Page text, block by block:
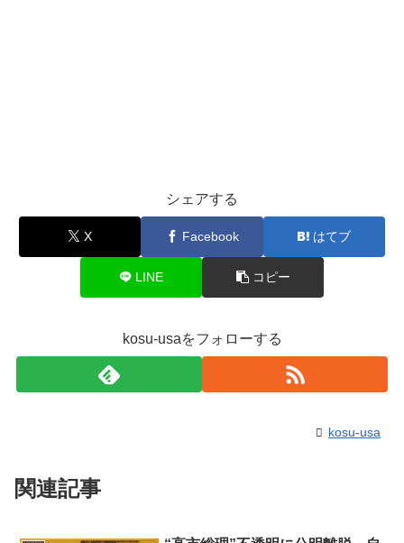
シェアする
X Facebook はてブ
LINE コピー
kosu-usaをフォローする
kosu-usa
関連記事